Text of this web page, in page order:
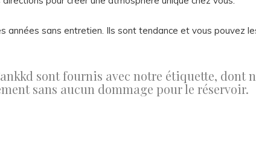
années sans entretien. Ils sont tendance et vous pouvez
sont fournis avec notre étiquette, dont
sans aucun dommage pour le réservoir.